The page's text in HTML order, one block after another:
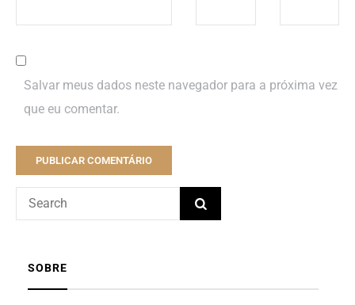
Salvar meus dados neste navegador para a próxima vez
que eu comentar.
SOBRE